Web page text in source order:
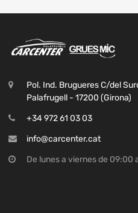
Pol. Ind. Brugueres C/del
Palafrugell - 17200 (Girona)
+34 972 61 03 03
info@carcenter.cat
De lunes a viernes de 09:00